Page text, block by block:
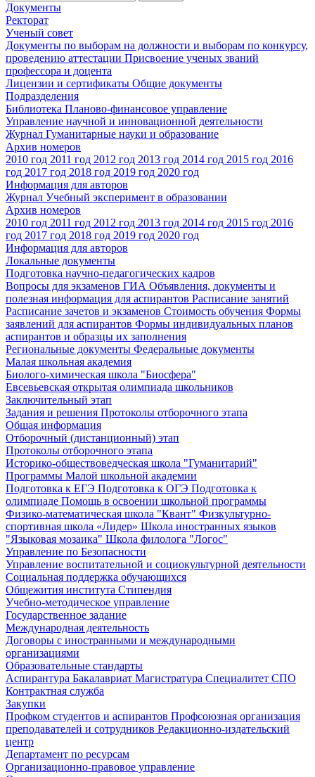
Документы
Ректорат
Ученый совет
Документы по выборам на должности и выборам по конкурсу,
проведению аттестации Присвоение ученых званий
профессора и доцента
Лицензии и сертификаты Общие документы
Подразделения
Библиотека Планово-финансовое управление
Управление научной и инновационной деятельности
Журнал Гуманитарные науки и образование
Архив номеров
2010 год 2011 год 2012 год 2013 год 2014 год 2015 год 2016
год 2017 год 2018 год 2019 год 2020 год
Информация для авторов
Журнал Учебный эксперимент в образовании
Архив номеров
2010 год 2011 год 2012 год 2013 год 2014 год 2015 год 2016
год 2017 год 2018 год 2019 год 2020 год
Информация для авторов
Локальные документы
Подготовка научно-педагогических кадров
Вопросы для экзаменов ГИА Объявления, документы и
полезная информация для аспирантов Расписание занятий
Расписание зачетов и экзаменов Стоимость обучения Формы
заявлений для аспирантов Формы индивидуальных планов
аспирантов и образцы их заполнения
Региональные документы Федеральные документы
Малая школьная академия
Биолого-химическая школа "Биосфера"
Евсевьевская открытая олимпиада школьников
Заключительный этап
Задания и решения Протоколы отборочного этапа
Общая информация
Отборочный (дистанционный) этап
Протоколы отборочного этапа
Историко-обществоведческая школа "Гуманитарий"
Программы Малой школьной академии
Подготовка к ЕГЭ Подготовка к ОГЭ Подготовка к
олимпиаде Помощь в освоении школьной программы
Физико-математическая школа "Квант" Физкультурно-
спортивная школа «Лидер» Школа иностранных языков
"Языковая мозаика" Школа филолога "Логос"
Управление по Безопасности
Управление воспитательной и социокультурной деятельности
Социальная поддержка обучающихся
Общежития института Стипендия
Учебно-методическое управление
Государственное задание
Международная деятельность
Договоры с иностранными и международными
организациями
Образовательные стандарты
Аспирантура Бакалавриат Магистратура Специалитет СПО
Контрактная служба
Закупки
Профком студентов и аспирантов Профсоюзная организация
преподавателей и сотрудников Редакционно-издательский
центр
Департамент по ресурсам
Организационно-правовое управление